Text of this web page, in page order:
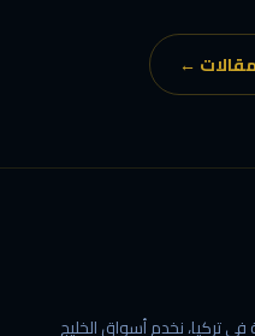
←
تركيا، نخدم أسواق الخليج